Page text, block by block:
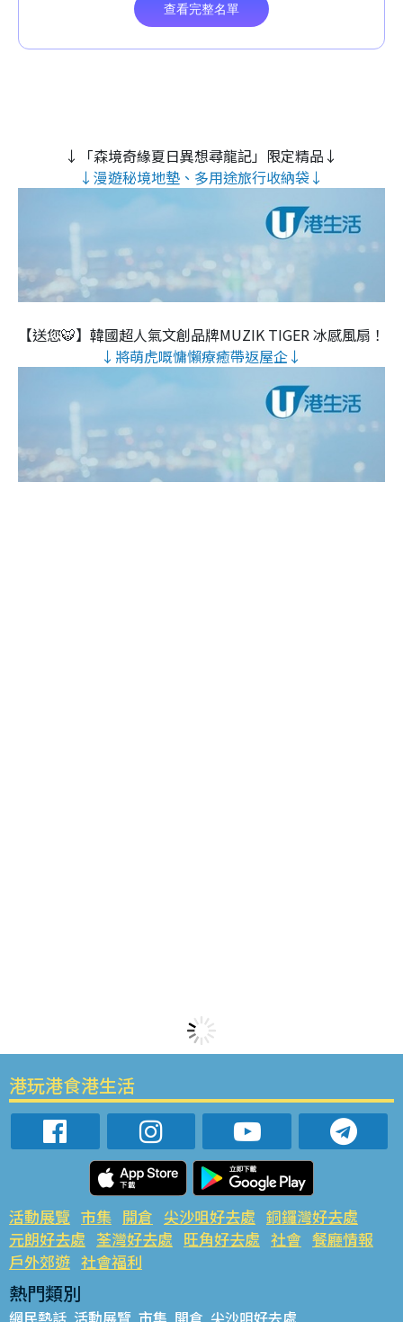
↓「森境奇緣夏日異想尋龍記」限定精品↓
↓漫遊秘境地墊、多用途旅行收納袋↓
【送您🐯】韓國超人氣文創品牌MUZIK TIGER 冰感風扇！
↓將萌虎嘅慵懶療癒帶返屋企↓
港玩港食港生活
活動展覽 市集 開倉 尖沙咀好去處 銅鑼灣好去處
元朗好去處 荃灣好去處 旺角好去處 社會 餐廳情報
戶外郊遊 社會福利
熱門類別
網民熱話 活動展覽 市集 開倉 尖沙咀好去處